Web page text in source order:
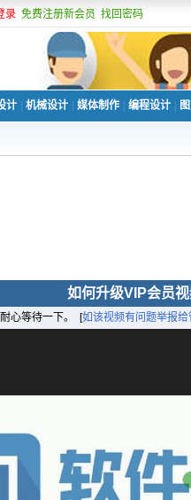
录 免费注册新会员 找回密码
计 机械设计 媒体制作 编程设计
如何升级VIP会员
心等待一下。 [如该视频有问题举报给